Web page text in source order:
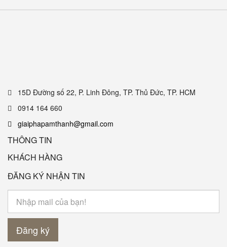
15D Đường số 22, P. Linh Đông, TP. Thủ Đức, TP. HCM
0914 164 660
giaiphapamthanh@gmail.com
THÔNG TIN
KHÁCH HÀNG
ĐĂNG KÝ NHẬN TIN
Đăng ký